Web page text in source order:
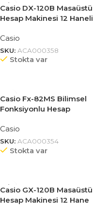
Casio DX-120B Masaüstü
Hesap Makinesi 12 Haneli
Casio
SKU: ACA000358
Stokta var
Casio Fx-82MS Bilimsel
Fonksiyonlu Hesap
Casio
SKU: ACA000354
Stokta var
Casio GX-120B Masaüstü
Hesap Makinesi 12 Hane